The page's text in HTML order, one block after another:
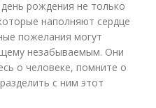
рождения не только
наполняют сердце
пожелания могут
незабываемым. Они
о человеке, помните о
с ним этот